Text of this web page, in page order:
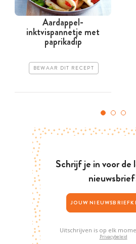
Aardappel-
inktvispannetje met
paprikadip
BEWAAR DIT RECEPT
Schrijf je in voor de
Uitschrijven is op elk
Privacybeleid